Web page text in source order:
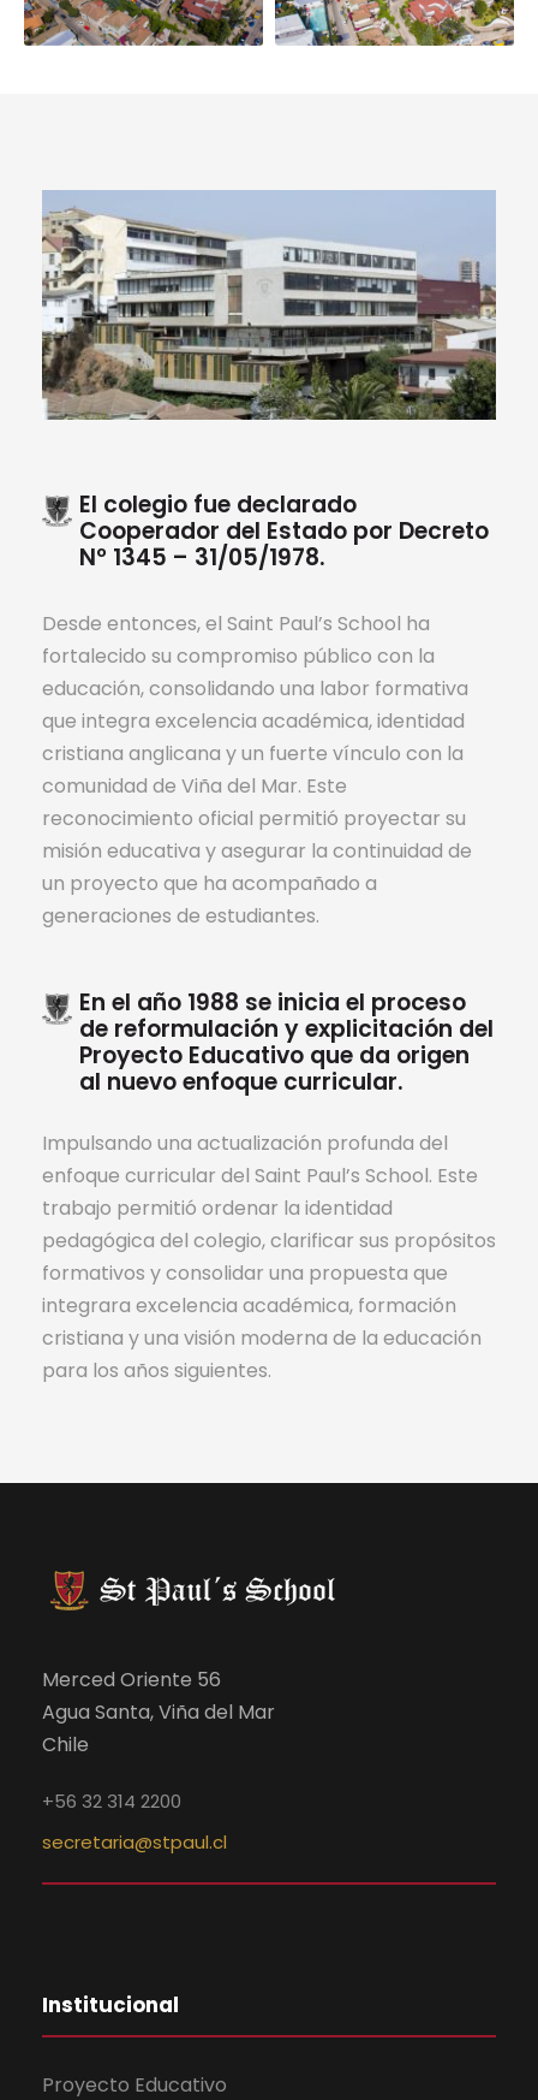
El colegio fue declarado
Cooperador del Estado por Decreto
Nº 1345 – 31/05/1978.
Desde entonces, el Saint Paul’s School ha
fortalecido su compromiso público con la
educación, consolidando una labor formativa
que integra excelencia académica, identidad
cristiana anglicana y un fuerte vínculo con la
comunidad de Viña del Mar. Este
reconocimiento oficial permitió proyectar su
misión educativa y asegurar la continuidad de
un proyecto que ha acompañado a
generaciones de estudiantes.
En el año 1988 se inicia el proceso
de reformulación y explicitación del
Proyecto Educativo que da origen
al nuevo enfoque curricular.
Impulsando una actualización profunda del
enfoque curricular del Saint Paul’s School. Este
trabajo permitió ordenar la identidad
pedagógica del colegio, clarificar sus propósitos
formativos y consolidar una propuesta que
integrara excelencia académica, formación
cristiana y una visión moderna de la educación
para los años siguientes.
Merced Oriente 56
Agua Santa, Viña del Mar
Chile
+56 32 314 2200
secretaria@stpaul.cl
Institucional
Proyecto Educativo